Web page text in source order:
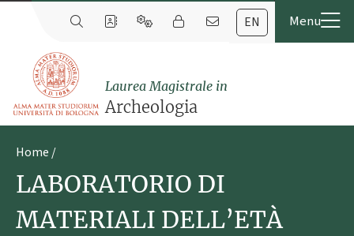
EN
Laurea Magistrale in
Archeologia
Home
LABORATORIO DI
MATERIALI DELL’ETÀ